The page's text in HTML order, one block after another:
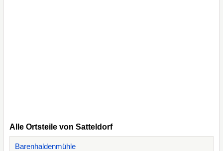
Alle Ortsteile von Satteldorf
Barenhaldenmühle